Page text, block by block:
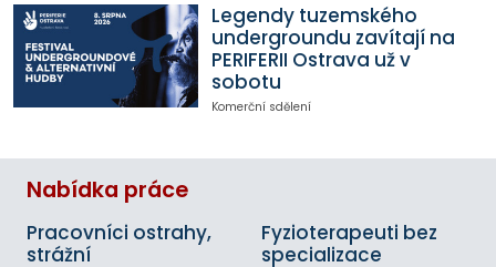
Legendy tuzemského
undergroundu zavítají na
PERIFERII Ostrava už v
sobotu
Komerční sdělení
Nabídka práce
Pracovníci ostrahy,
strážní
Fyzioterapeuti bez
specializace